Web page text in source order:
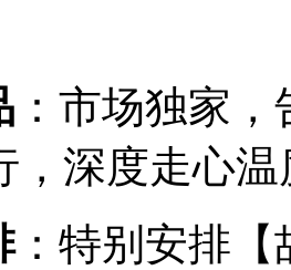
：市场独家
，深度走心温
： 特别安排【